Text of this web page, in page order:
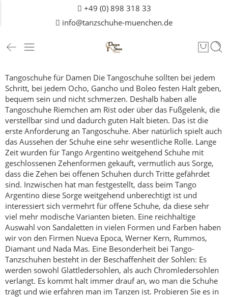
+49 (0) 898 318 33
info@tanzschuhe-muenchen.de
Tangoschuhe für Damen Die Tangoschuhe sollten bei jedem
Schritt, bei jedem Ocho, Gancho und Boleo festen Halt geben,
bequem sein und nicht schmerzen. Deshalb haben alle
Tangoschuhe Riemchen am Rist oder über das Fußgelenk, die
verstellbar sind und dadurch guten Halt bieten. Das ist die
erste Anforderung an Tangoschuhe. Aber natürlich spielt auch
das Aussehen der Schuhe eine sehr wesentliche Rolle. Lange
Zeit wurden für Tango Argentino weitgehend Schuhe mit
geschlossenen Zehenformen gekauft, vermutlich aus Sorge,
dass die Zehen bei offenen Schuhen durch Tritte gefährdet
sind. Inzwischen hat man festgestellt, dass beim Tango
Argentino diese Sorge weitgehend unberechtigt ist und
interessiert sich vermehrt für offene Schuhe, da diese sehr
viel mehr modische Varianten bieten. Eine reichhaltige
Auswahl von Sandaletten in vielen Formen und Farben haben
wir von den Firmen Nueva Epoca, Werner Kern, Rummos,
Diamant und Nada Mas. Eine Besonderheit bei Tango-
Tanzschuhen besteht in der Beschaffenheit der Sohlen: Es
werden sowohl Glattledersohlen, als auch Chromledersohlen
verlangt. Es kommt halt immer drauf an, wo man die Schuhe
trägt und wie erfahren man im Tanzen ist. Probieren Sie es in